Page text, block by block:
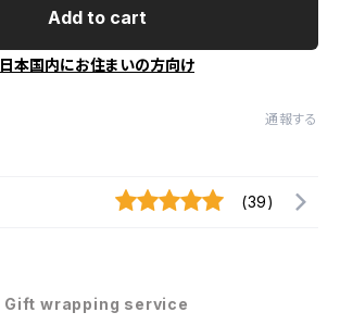
Add to cart
日本国内にお住まいの方向け
通報する
(39)
Gift wrapping service